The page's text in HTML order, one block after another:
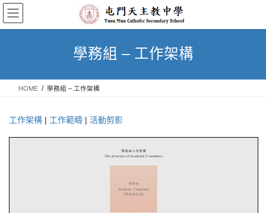
Skip
the
Skip
the
學務組 – 工作架構
HOME 學務組 – 工作架構
工作架構 | 工作範疇 | 活動剪影